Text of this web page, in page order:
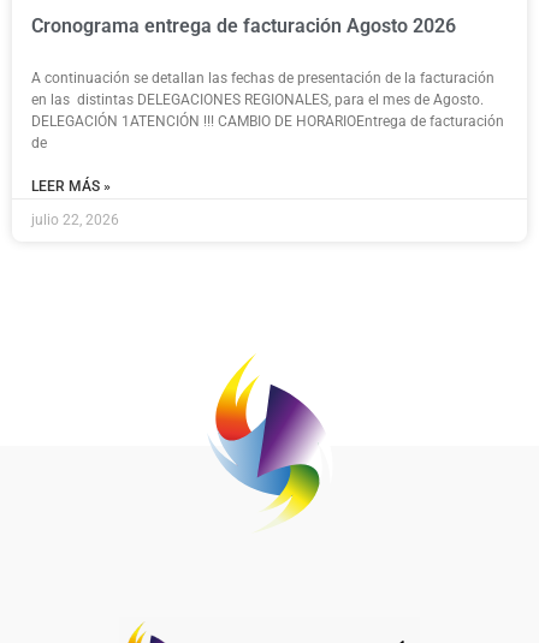
Cronograma entrega de facturación Agosto 2026
A continuación se detallan las fechas de presentación de la facturación
en las distintas DELEGACIONES REGIONALES, para el mes de Agosto.
DELEGACIÓN 1ATENCIÓN !!! CAMBIO DE HORARIOEntrega de facturación
de
LEER MÁS »
julio 22, 2026